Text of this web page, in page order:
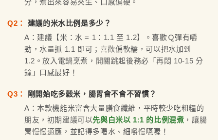
分，煮出來容易夾生、口感偏硬。
Q2：
建議的米水比例是多少？
A：建議【米：水 = 1：1.1 至 1.2】。喜歡Ｑ彈有嚼
勁，水量抓 1.1 即可；喜歡偏軟糯，可以把水加到
1.2。放入電鍋烹煮，開關跳起後務必「再悶 10-15 分
鐘」口感最好！
Q3：
剛開始吃多穀米，腸胃會不會不習慣？
A：本款機能米富含大量膳食纖維，平時較少吃粗糧的
朋友，初期建議可以先與白米以 1:1 的比例混煮 ，讓腸
胃慢慢適應，並記得多喝水、細嚼慢嚥喔！